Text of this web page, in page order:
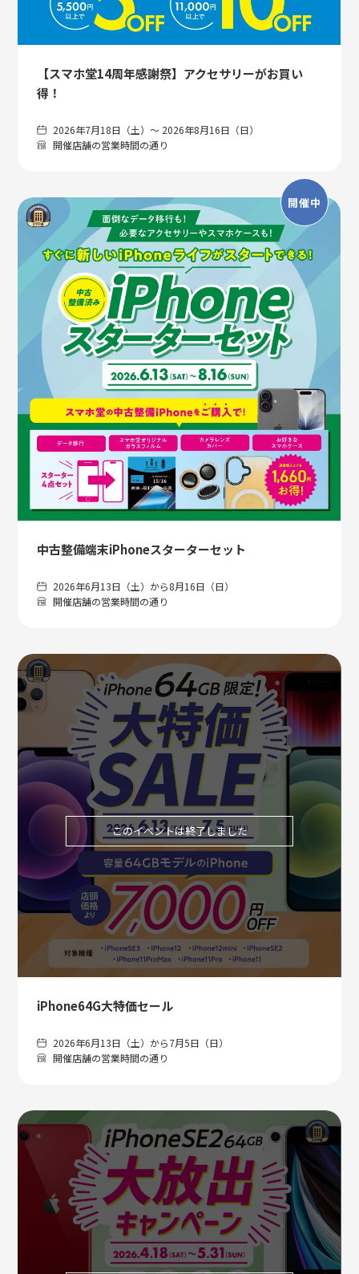
【スマホ堂14周年感謝祭】アクセサリーがお買い
得！
2026年7月18日（土）〜 2026年8月16日（日）
開催店舗の営業時間の通り
開催中
中古整備端末iPhoneスターターセット
2026年6月13日（土）から8月16日（日）
開催店舗の営業時間の通り
このイベントは終了しました
iPhone64G大特価セール
2026年6月13日（土）から7月5日（日）
開催店舗の営業時間の通り